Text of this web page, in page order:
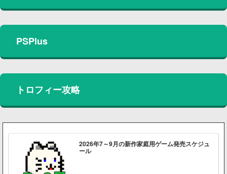
PSPlus
トロフィー攻略
2026年7～9月の新作家庭用ゲーム発売スケジュ
ール